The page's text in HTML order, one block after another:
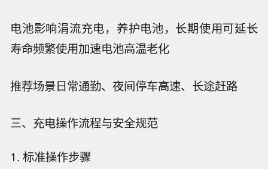
电池影响涓流充电，养护电池，长期使用可延长
寿命频繁使用加速电池高温老化
推荐场景日常通勤、夜间停车高速、长途赶路
三、充电操作流程与安全规范
1. 标准操作步骤